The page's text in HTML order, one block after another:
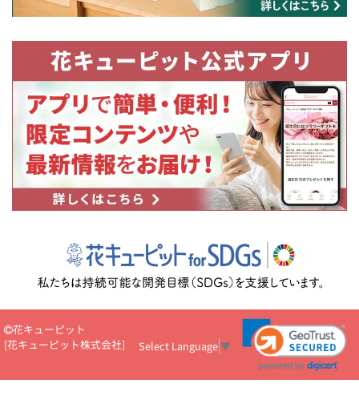
花キューピット
[花キューピット株式会社] Select Language▼